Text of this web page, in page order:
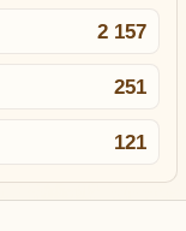
2 157
251
121